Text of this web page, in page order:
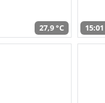
27,9 °C 15:01